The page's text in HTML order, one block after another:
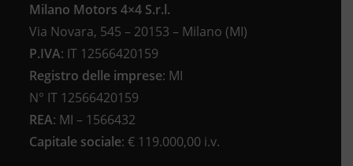
Milano Motors 4×4 S.r.l.
Via Novara, 545 – 20153 – Milano (MI)
P.IVA: IT 12566420159
Registro delle imprese: MI
N° IT 12566420159
REA: MI – 1566432
Capitale sociale: € 119.000,00 i.v.